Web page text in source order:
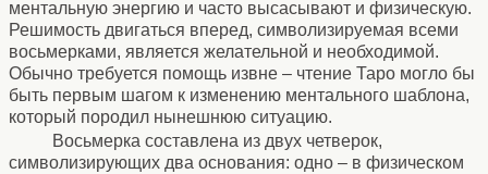
ментальную энергию и часто высасывают и физическую.
Решимость двигаться вперед, символизируемая всеми
восьмерками, является желательной и необходимой.
Обычно требуется помощь извне – чтение Таро могло бы
быть первым шагом к изменению ментального шаблона,
который породил нынешнюю ситуацию.
Восьмерка составлена из двух четверок,
символизирующих два основания: одно – в физическом